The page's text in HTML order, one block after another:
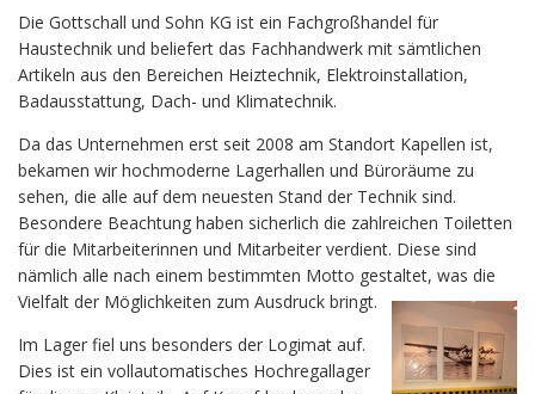
Die Gottschall und Sohn KG ist ein Fachgroßhandel für
Haustechnik und beliefert das Fachhandwerk mit sämtlichen
Artikeln aus den Bereichen Heiztechnik, Elektroinstallation,
Badausstattung, Dach- und Klimatechnik.
Da das Unternehmen erst seit 2008 am Standort Kapellen ist,
bekamen wir hochmoderne Lagerhallen und Büroräume zu
sehen, die alle auf dem neuesten Stand der Technik sind.
Besondere Beachtung haben sicherlich die zahlreichen Toiletten
für die Mitarbeiterinnen und Mitarbeiter verdient. Diese sind
nämlich alle nach einem bestimmten Motto gestaltet, was die
Vielfalt der Möglichkeiten zum Ausdruck bringt.
Im Lager fiel uns besonders der Logimat auf.
Dies ist ein vollautomatisches Hochregallager